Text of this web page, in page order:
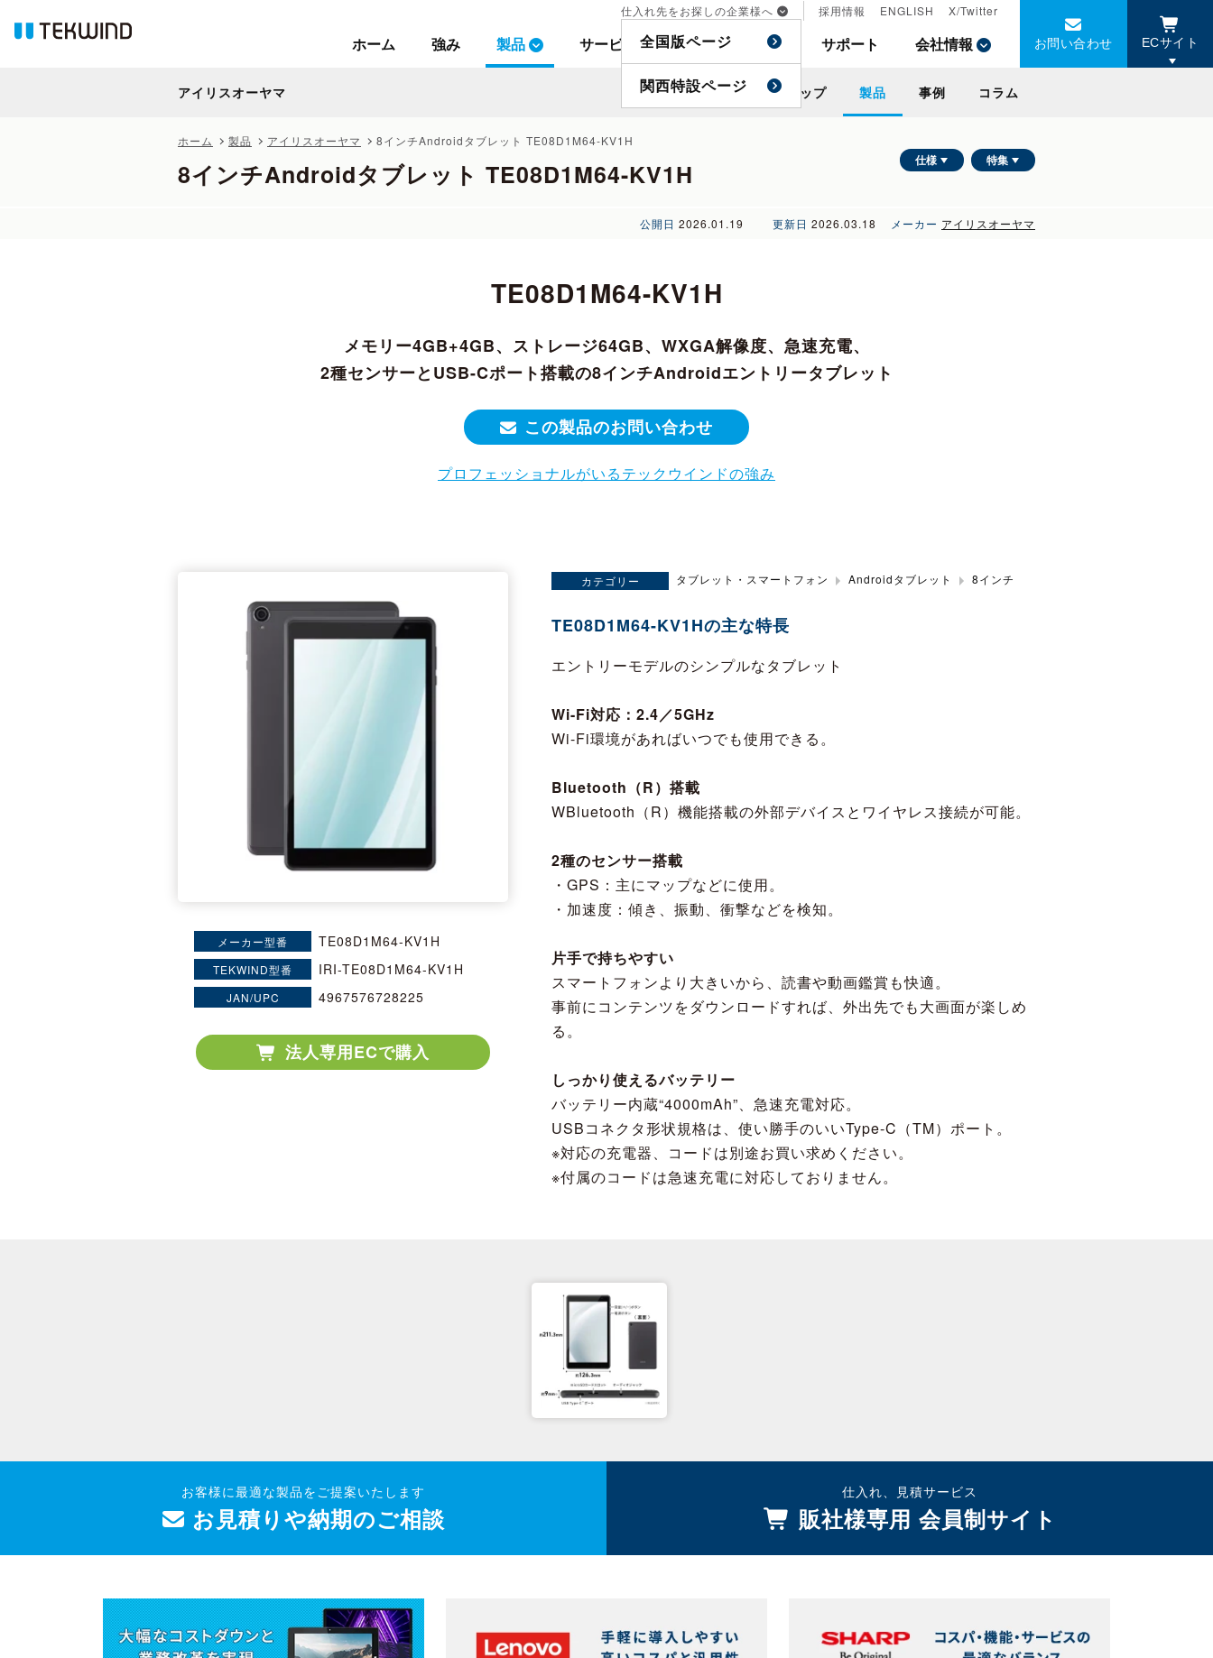
ホーム 強み 製品 サービス 事例 特集 サポート 会社情報
仕入れ先をお探しの企業様へ
全国版ページ
関西特設ページ
採用情報 ENGLISH X/Twitter
お問い合わせ ECサイト
アイリスオーヤマ トップ 製品 事例 コラム
ホーム 製品 アイリスオーヤマ 8インチAndroidタブレット TE08D1M64-KV1H
8インチAndroidタブレット TE08D1M64-KV1H 仕様 特集
公開日 2026.01.19 更新日 2026.03.18 メーカー アイリスオーヤマ
ホーム 強み 製品 サービス 事例 特集 サポート 会社情報
仕入れ先をお探しの企業様へ
全国版ページ
関西特設ページ
採用情報 ENGLISH X/Twitter
お問い合わせ ECサイト
アイリスオーヤマ トップ 製品 事例 コラム
TE08D1M64-KV1H
メモリー4GB+4GB、ストレージ64GB、WXGA解像度、急速充電、
2種センサーとUSB-Cポート搭載の8インチAndroidエントリータブレット
この製品のお問い合わせ
プロフェッショナルがいるテックウインドの強み
メーカー型番 TE08D1M64-KV1H
TEKWIND型番 IRI-TE08D1M64-KV1H
JAN/UPC 4967576728225
法人専用ECで購入
カテゴリー タブレット・スマートフォン Androidタブレット 8インチ
TE08D1M64-KV1Hの主な特長
エントリーモデルのシンプルなタブレット
Wi-Fi対応：2.4／5GHz
Wi-Fi環境があればいつでも使用できる。
Bluetooth（R）搭載
WBluetooth（R）機能搭載の外部デバイスとワイヤレス接続が可能。
2種のセンサー搭載
・GPS：主にマップなどに使用。
・加速度：傾き、振動、衝撃などを検知。
片手で持ちやすい
スマートフォンより大きいから、読書や動画鑑賞も快適。
事前にコンテンツをダウンロードすれば、外出先でも大画面が楽しめ
る。
しっかり使えるバッテリー
バッテリー内蔵“4000mAh”、急速充電対応。
USBコネクタ形状規格は、使い勝手のいいType-C（TM）ポート。
※対応の充電器、コードは別途お買い求めください。
※付属のコードは急速充電に対応しておりません。
お客様に最適な製品をご提案いたします
お見積りや納期のご相談
仕入れ、見積サービス
販社様専用 会員制サイト